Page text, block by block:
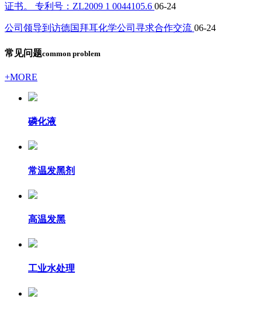
证书。 专利号：ZL2009 1 0044105.6 06-24
公司领导到访德国拜耳化学公司寻求合作交流 06-24
常见问题common problem
+MORE
磷化液
常温发黑剂
高温发黑
工业水处理